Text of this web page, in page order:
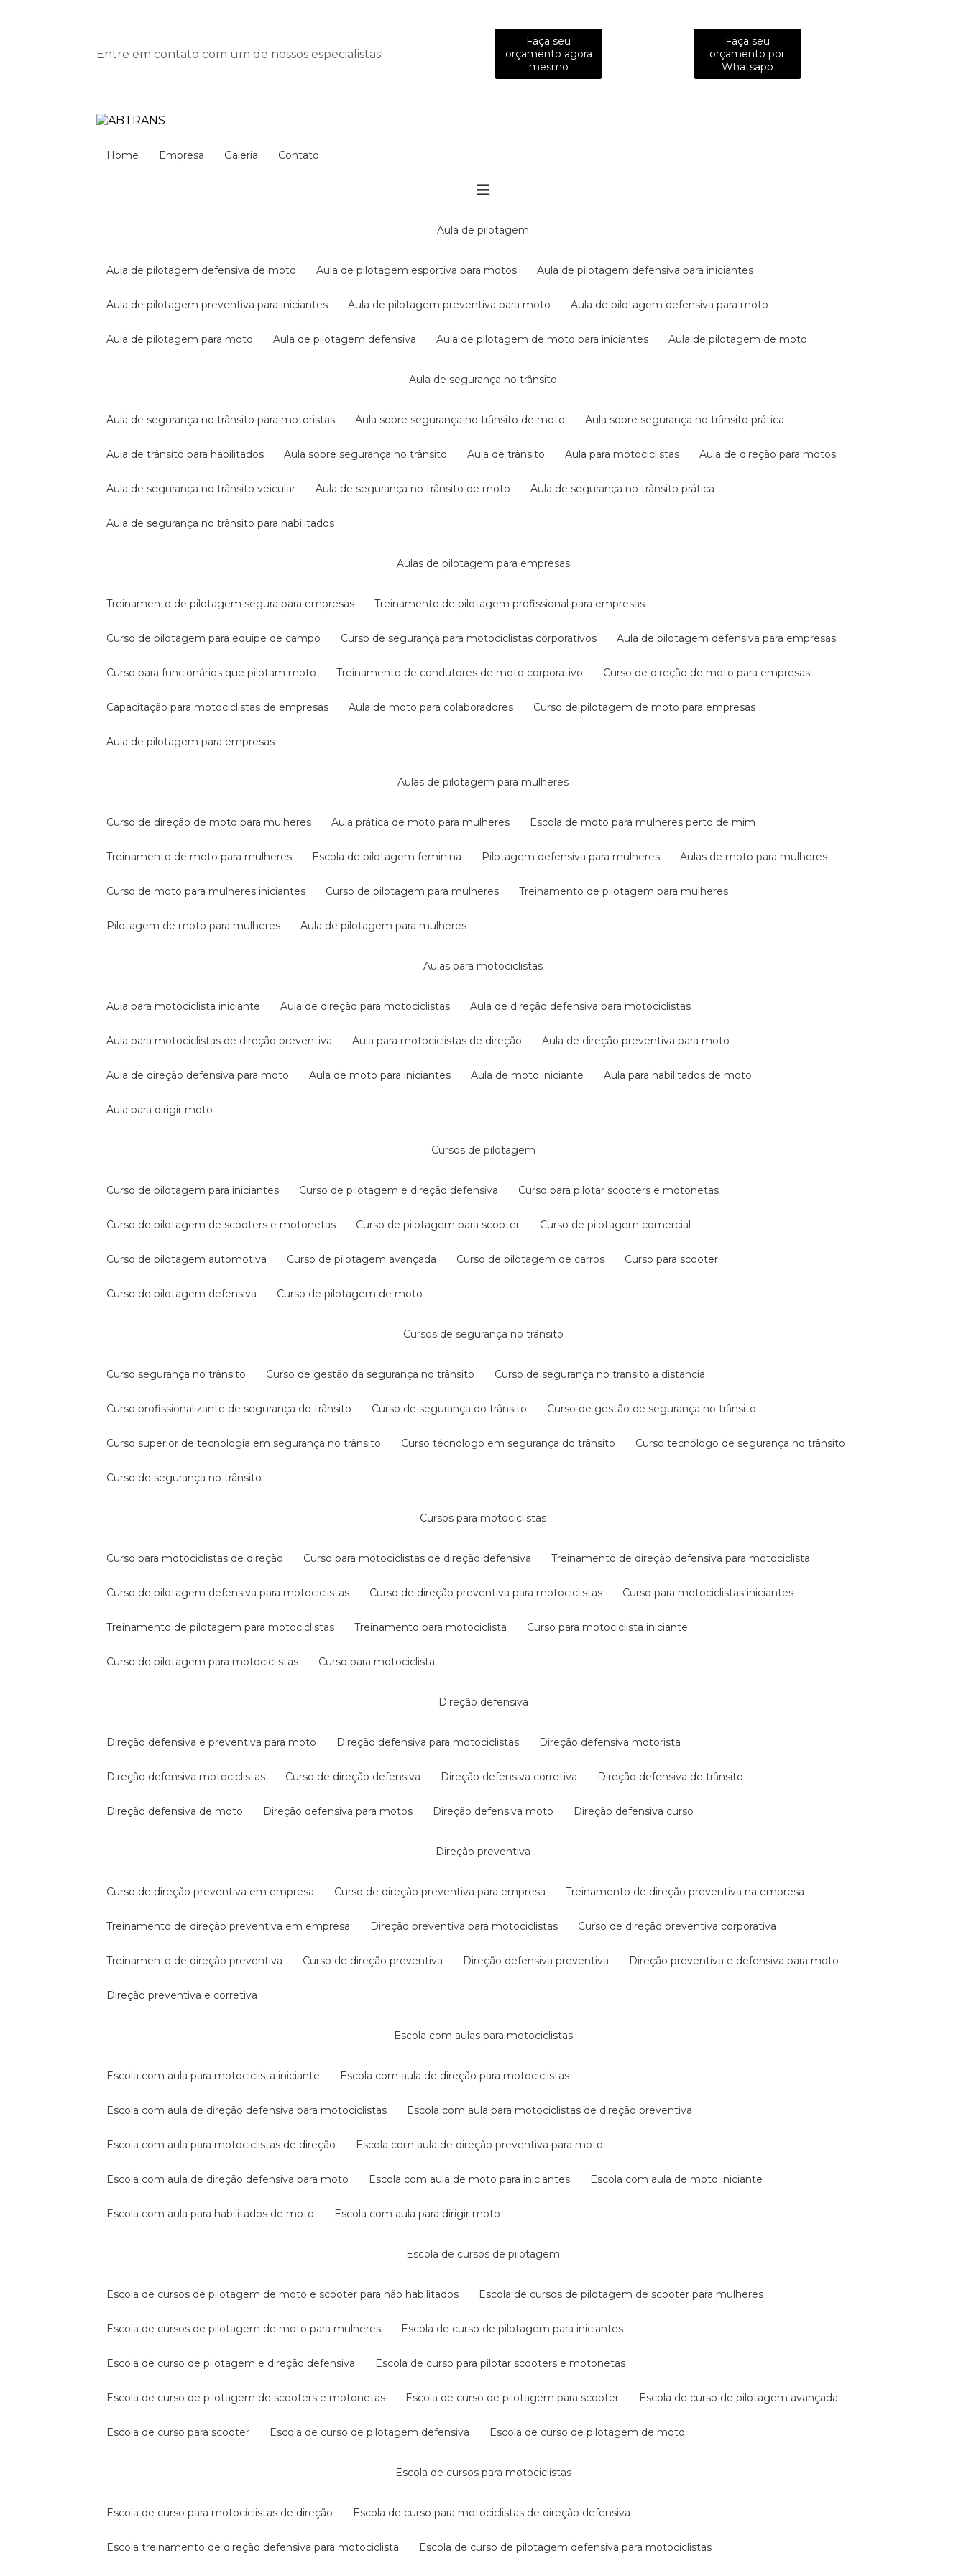
Entre em contato com um de nossos especialistas!
Faça seu
orçamento agora
mesmo
Faça seu
orçamento por
Whatsapp
Home Empresa Galeria Contato
aula de pilotagem
aula de pilotagem defensiva de moto aula de pilotagem esportiva para motos aula de pilotagem defensiva para iniciantes
aula de pilotagem preventiva para iniciantes aula de pilotagem preventiva para moto aula de pilotagem defensiva para moto
aula de pilotagem para moto aula de pilotagem defensiva aula de pilotagem de moto para iniciantes aula de pilotagem de moto
aula de segurança no trânsito
aula de segurança no trânsito para motoristas aula sobre segurança no trânsito de moto aula sobre segurança no trânsito prática
aula de trânsito para habilitados aula sobre segurança no trânsito aula de trânsito aula para motociclistas aula de direção para motos
aula de segurança no trânsito veicular aula de segurança no trânsito de moto aula de segurança no trânsito prática
aula de segurança no trânsito para habilitados
aulas de pilotagem para empresas
treinamento de pilotagem segura para empresas treinamento de pilotagem profissional para empresas
curso de pilotagem para equipe de campo curso de segurança para motociclistas corporativos aula de pilotagem defensiva para empresas
curso para funcionários que pilotam moto treinamento de condutores de moto corporativo curso de direção de moto para empresas
capacitação para motociclistas de empresas aula de moto para colaboradores curso de pilotagem de moto para empresas
aula de pilotagem para empresas
aulas de pilotagem para mulheres
curso de direção de moto para mulheres aula prática de moto para mulheres escola de moto para mulheres perto de mim
treinamento de moto para mulheres escola de pilotagem feminina pilotagem defensiva para mulheres aulas de moto para mulheres
curso de moto para mulheres iniciantes curso de pilotagem para mulheres treinamento de pilotagem para mulheres
pilotagem de moto para mulheres aula de pilotagem para mulheres
aulas para motociclistas
aula para motociclista iniciante aula de direção para motociclistas aula de direção defensiva para motociclistas
aula para motociclistas de direção preventiva aula para motociclistas de direção aula de direção preventiva para moto
aula de direção defensiva para moto aula de moto para iniciantes aula de moto iniciante aula para habilitados de moto
aula para dirigir moto
cursos de pilotagem
curso de pilotagem para iniciantes curso de pilotagem e direção defensiva curso para pilotar scooters e motonetas
curso de pilotagem de scooters e motonetas curso de pilotagem para scooter curso de pilotagem comercial
curso de pilotagem automotiva curso de pilotagem avançada curso de pilotagem de carros curso para scooter
curso de pilotagem defensiva curso de pilotagem de moto
cursos de segurança no trânsito
curso segurança no trânsito curso de gestão da segurança no trânsito curso de segurança no transito a distancia
curso profissionalizante de segurança do trânsito curso de segurança do trânsito curso de gestão de segurança no trânsito
curso superior de tecnologia em segurança no trânsito curso técnologo em segurança do trânsito curso tecnólogo de segurança no trânsito
curso de segurança no trânsito
cursos para motociclistas
curso para motociclistas de direção curso para motociclistas de direção defensiva treinamento de direção defensiva para motociclista
curso de pilotagem defensiva para motociclistas curso de direção preventiva para motociclistas curso para motociclistas iniciantes
treinamento de pilotagem para motociclistas treinamento para motociclista curso para motociclista iniciante
curso de pilotagem para motociclistas curso para motociclista
direção defensiva
direção defensiva e preventiva para moto direção defensiva para motociclistas direção defensiva motorista
direção defensiva motociclistas curso de direção defensiva direção defensiva corretiva direção defensiva de trânsito
direção defensiva de moto direção defensiva para motos direção defensiva moto direção defensiva curso
direção preventiva
curso de direção preventiva em empresa curso de direção preventiva para empresa treinamento de direção preventiva na empresa
treinamento de direção preventiva em empresa direção preventiva para motociclistas curso de direção preventiva corporativa
treinamento de direção preventiva curso de direção preventiva direção defensiva preventiva direção preventiva e defensiva para moto
direção preventiva e corretiva
escola com aulas para motociclistas
escola com aula para motociclista iniciante escola com aula de direção para motociclistas
escola com aula de direção defensiva para motociclistas escola com aula para motociclistas de direção preventiva
escola com aula para motociclistas de direção escola com aula de direção preventiva para moto
escola com aula de direção defensiva para moto escola com aula de moto para iniciantes escola com aula de moto iniciante
escola com aula para habilitados de moto escola com aula para dirigir moto
escola de cursos de pilotagem
escola de cursos de pilotagem de moto e scooter para não habilitados escola de cursos de pilotagem de scooter para mulheres
escola de cursos de pilotagem de moto para mulheres escola de curso de pilotagem para iniciantes
escola de curso de pilotagem e direção defensiva escola de curso para pilotar scooters e motonetas
escola de curso de pilotagem de scooters e motonetas escola de curso de pilotagem para scooter escola de curso de pilotagem avançada
escola de curso para scooter escola de curso de pilotagem defensiva escola de curso de pilotagem de moto
escola de cursos para motociclistas
escola de curso para motociclistas de direção escola de curso para motociclistas de direção defensiva
escola treinamento de direção defensiva para motociclista escola de curso de pilotagem defensiva para motociclistas